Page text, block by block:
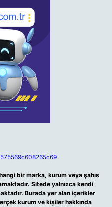
bir marka, kurum veya şahıs
Sitede yalnızca kendi
Burada yer alan içerikler
kurum ve kişiler hakkında